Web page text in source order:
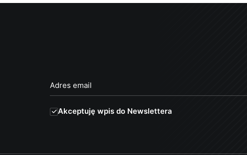
Akceptuję wpis do Newslettera